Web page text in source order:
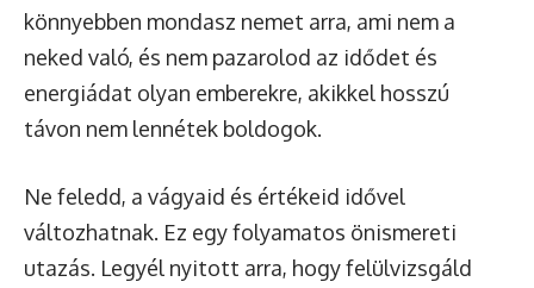
könnyebben mondasz nemet arra, ami nem a
neked való, és nem pazarolod az idődet és
energiádat olyan emberekre, akikkel hosszú
távon nem lennétek boldogok.
Ne feledd, a vágyaid és értékeid idővel
változhatnak. Ez egy folyamatos önismereti
utazás. Legyél nyitott arra, hogy felülvizsgáld